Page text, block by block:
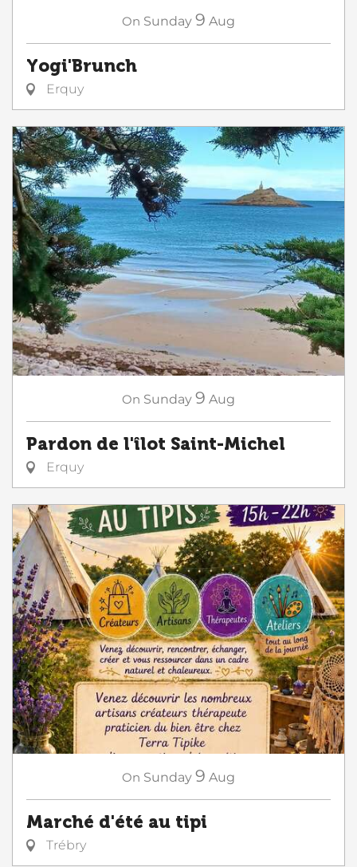
On Sunday 9 Aug
Yogi'Brunch
Erquy
On Sunday 9 Aug
Pardon de l'îlot Saint-Michel
Erquy
On Sunday 9 Aug
Marché d'été au tipi
Trébry